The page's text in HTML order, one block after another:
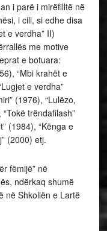
i parë i mirëfilltë në
i cili, si edhe disa
e verdha” II)
me motive
e botuara:
“Mbi krahët e
e verdha”
(1976), “Lulëzo,
trëndafilash”
(1984), “Kënga e
(2000) etj.
fëmijë” në
ndërkaq shumë
në Shkollën e Lartë